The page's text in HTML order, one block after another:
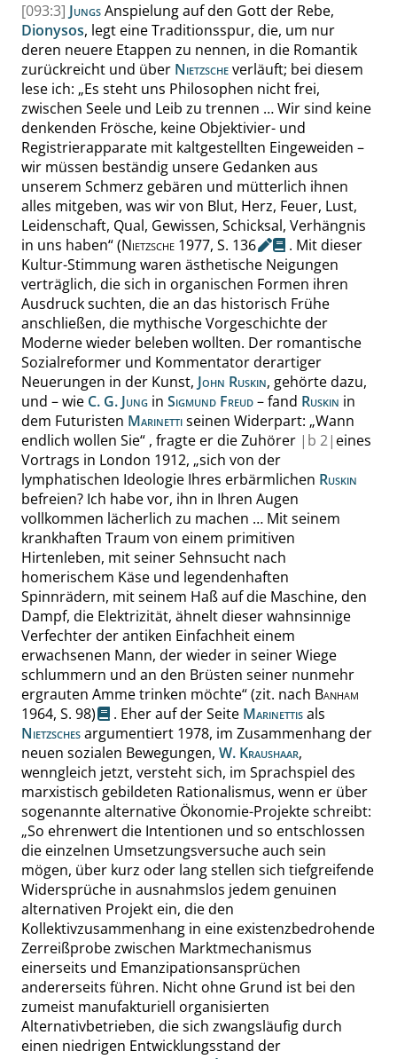
[093:3] JungsAnspielung auf den Gott der Rebe,
Dionysos, legt eine Traditionsspur, die, um nur
deren neuere Etappen zu nennen, in die Romantik
zurückreicht und über Nietzscheverläuft; bei diesem
lese ich: „Es steht uns Philosophen nicht frei,
zwischen Seele und Leib zu trennen … Wir sind keine
denkenden Frösche, keine Objektivier- und
Registrierapparate mit kaltgestellten Eingeweiden –
wir müssen beständig unsere Gedanken aus
unserem Schmerz gebären und mütterlich ihnen
alles mitgeben, was wir von Blut, Herz, Feuer, Lust,
Leidenschaft, Qual, Gewissen, Schicksal, Verhängnis
in uns haben“(Nietzsche 1977, S. 136 . Mit dieser
Kultur-Stimmung waren ästhetische Neigungen
verträglich, die sich in organischen Formen ihren
Ausdruck suchten, die an das historisch Frühe
anschließen, die mythische Vorgeschichte der
Moderne wieder beleben wollten. Der romantische
Sozialreformer und Kommentator derartiger
Neuerungen in der Kunst, John Ruskin, gehörte dazu,
und – wie C. G. Jung in Sigmund Freud– fand Ruskin in
dem Futuristen Marinettiseinen Widerpart: „Wann
endlich wollen Sie“ , fragte er die Zuhörer | b 2| eines
Vortrags in London 1912, „sich von der
lymphatischen Ideologie Ihres erbärmlichen Ruskin
befreien? Ich habe vor, ihn in Ihren Augen
vollkommen lächerlich zu machen … Mit seinem
krankhaften Traum von einem primitiven
Hirtenleben, mit seiner Sehnsucht nach
homerischem Käse und legendenhaften
Spinnrädern, mit seinem Haß auf die Maschine, den
Dampf, die Elektrizität, ähnelt dieser wahnsinnige
Verfechter der antiken Einfachheit einem
erwachsenen Mann, der wieder in seiner Wiege
schlummern und an den Brüsten seiner nunmehr
ergrauten Amme trinken möchte“(zit. nach Banham
1964, S. 98) . Eher auf der Seite Marinettisals
Nietzschesargumentiert 1978, im Zusammenhang der
neuen sozialen Bewegungen, W. Kraushaar,
wenngleich jetzt, versteht sich, im Sprachspiel des
marxistisch gebildeten Rationalismus, wenn er über
sogenannte alternative Ökonomie-Projekte schreibt:
„So ehrenwert die Intentionen und so entschlossen
die einzelnen Umsetzungsversuche auch sein
mögen, über kurz oder lang stellen sich tiefgreifende
Widersprüche in ausnahmslos jedem genuinen
alternativen Projekt ein, die den
Kollektivzusammenhang in eine existenzbedrohende
Zerreißprobe zwischen Marktmechanismus
einerseits und Emanzipationsansprüchen
andererseits führen. Nicht ohne Grund ist bei den
zumeist manufakturiell organisierten
Alternativbetrieben, die sich zwangsläufig durch
einen niedrigen Entwicklungsstand der